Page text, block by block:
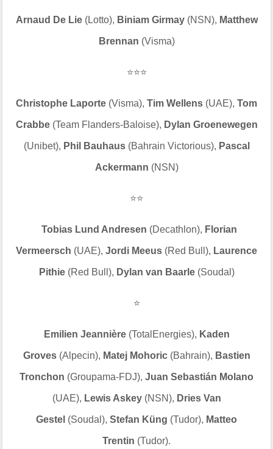
Arnaud De Lie(Lotto), Biniam Girmay (NSN), Matthew
Brennan (Visma)
⭐⭐⭐
Christophe Laporte (Visma), Tim Wellens (UAE), Tom
Crabbe(Team Flanders-Baloise), Dylan Groenewegen
(Unibet), Phil Bauhaus (Bahrain Victorious), Pascal
Ackermann (NSN)
⭐⭐
Tobias Lund Andresen (Decathlon), Florian
Vermeersch (UAE), Jordi Meeus (Red Bull), Laurence
Pithie(Red Bull), Dylan van Baarle(Soudal)
⭐
Emilien Jeannière (TotalEnergies), Kaden
Groves(Alpecin), Matej Mohoric(Bahrain), Bastien
Tronchon (Groupama-FDJ), Juan Sebastián Molano
(UAE), Lewis Askey(NSN), Dries Van
Gestel (Soudal), Stefan Küng (Tudor), Matteo
Trentin (Tudor).